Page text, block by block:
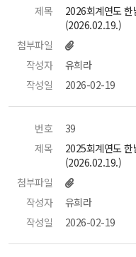
제목
2026회계연도
(2026.02.19.)
첨부파일
작성자
유희라
작성일
2026-02-19
번호
39
제목
2025회계연도
(2026.02.19.)
첨부파일
작성자
유희라
작성일
2026-02-19